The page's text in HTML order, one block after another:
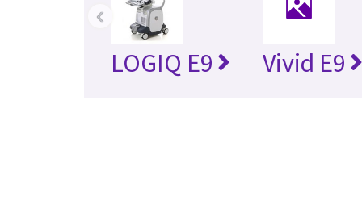
LOGIQ E9 Vivid E9
‹